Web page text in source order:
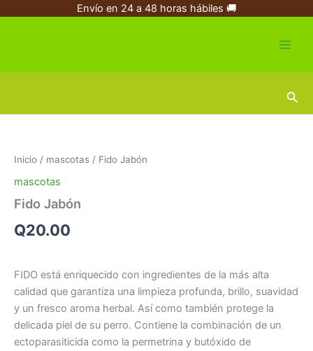
Envío en 24 a 48 horas hábiles 🚚
Inicio / mascotas / Fido Jabón
mascotas
Fido Jabón
Q20.00
FIDO está enriquecido con ingredientes de la más alta
calidad que garantiza una limpieza profunda, brillo, suavidad
y un fresco aroma herbal. Así como también protege la
delicada piel de su perro. Contiene la combinación de un
ectoparasiticida como la permetrina y butóxido de